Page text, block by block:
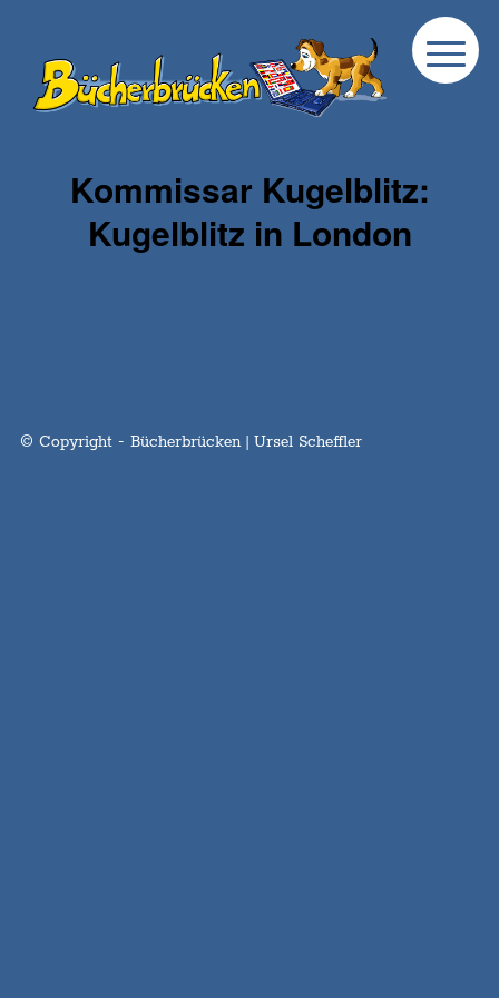
Kommissar Kugelblitz:
Kugelblitz in London
© Copyright - Bücherbrücken | Ursel Scheffler